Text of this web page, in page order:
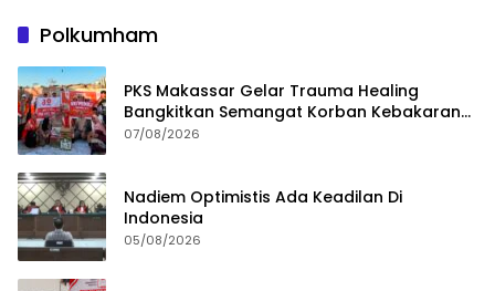
Polkumham
PKS Makassar Gelar Trauma Healing
Bangkitkan Semangat Korban Kebakaran
Tallo
07/08/2026
Nadiem Optimistis Ada Keadilan Di
Indonesia
05/08/2026